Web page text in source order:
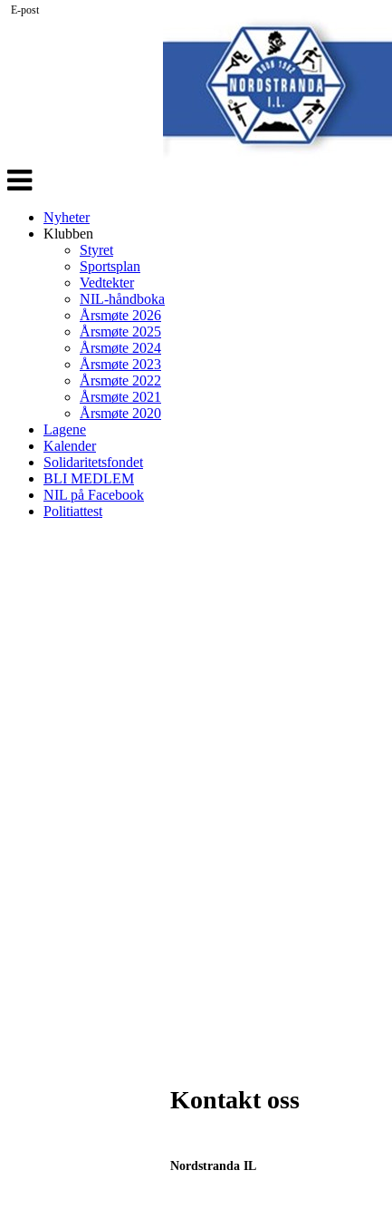
Veksle
navigasjon
Nyheter
Klubben
Styret
Sportsplan
Vedtekter
NIL-håndboka
Årsmøte 2026
Årsmøte 2025
Årsmøte 2024
Årsmøte 2023
Årsmøte 2022
Årsmøte 2021
Årsmøte 2020
Lagene
Kalender
Solidaritetsfondet
BLI MEDLEM
NIL på Facebook
Politiattest
E-post
Kontakt oss
Nordstranda IL